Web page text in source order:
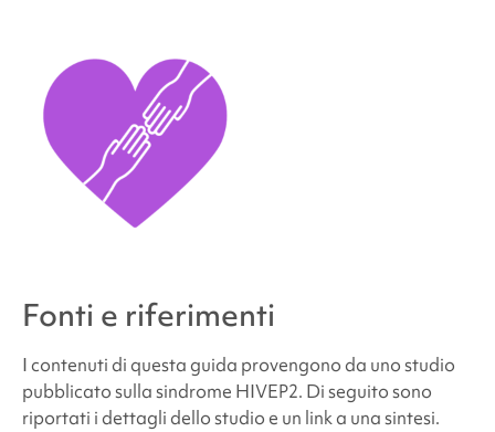
Fonti e riferimenti
I contenuti di questa guida provengono da uno studio
pubblicato sullasindrome HIVEP2. Di seguito sono
riportati i dettagli dello studio e un link a una sintesi.